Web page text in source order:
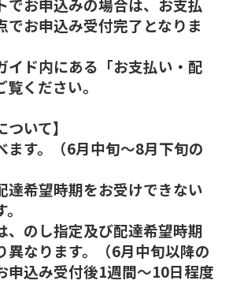
お申込みの場合は、お支払
でお申込み受付完了となりま
イド内にある「お支払い・配
ください。
ついて】
す。（6月中旬～8月下旬の
希望時期をお受けできない
のし指定及び配達希望時期
異なります。（6月中旬以降の
申込み受付後1週間～10日程度